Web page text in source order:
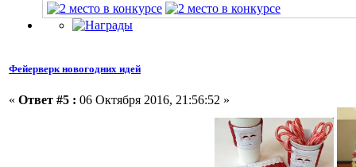
Фейерверк новогодних идей
« Ответ #5 : 06 Октября 2016, 21:56:52 »